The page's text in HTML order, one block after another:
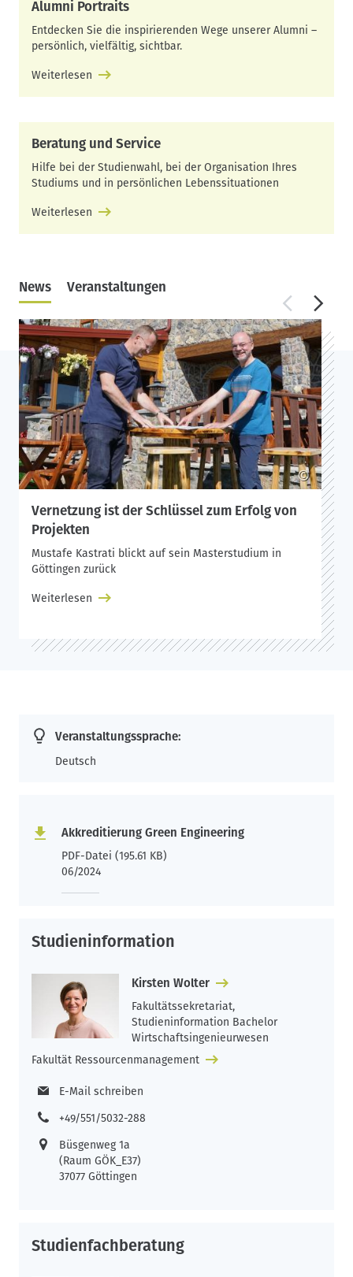
Alumni Portraits
Entdecken Sie die inspirierenden Wege unserer Alumni –
persönlich, vielfältig, sichtbar.
Weiterlesen
Beratung und Service
Hilfe bei der Studienwahl, bei der Organisation Ihres
Studiums und in persönlichen Lebenssituationen
Weiterlesen
News Veranstaltungen
©
Vernetzung ist der Schlüssel zum Erfolg von
Projekten
Mustafe Kastrati blickt auf sein Masterstudium in
Göttingen zurück
Weiterlesen
Veranstaltungssprache:
Deutsch
Akkreditierung Green Engineering
PDF-Datei (195.61 KB)
06/2024
Studieninformation
Kirsten Wolter
Fakultätssekretariat,
Studieninformation Bachelor
Wirtschaftsingenieurwesen
Fakultät Ressourcenmanagement
E-Mail schreiben
+49/551/5032-288
Büsgenweg 1a
(Raum GÖK_E37)
37077 Göttingen
Studienfachberatung